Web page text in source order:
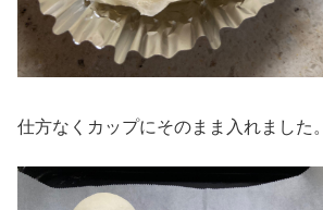
仕方なくカップにそのまま入れました。